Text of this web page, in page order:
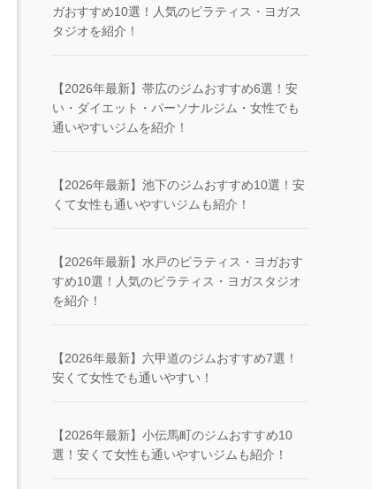
ガおすすめ10選！人気のピラティス・ヨガス
タジオを紹介！
【2026年最新】帯広のジムおすすめ6選！安
い・ダイエット・パーソナルジム・女性でも
通いやすいジムを紹介！
【2026年最新】池下のジムおすすめ10選！安
くて女性も通いやすいジムも紹介！
【2026年最新】水戸のピラティス・ヨガおす
すめ10選！人気のピラティス・ヨガスタジオ
を紹介！
【2026年最新】六甲道のジムおすすめ7選！
安くて女性でも通いやすい！
【2026年最新】小伝馬町のジムおすすめ10
選！安くて女性も通いやすいジムも紹介！